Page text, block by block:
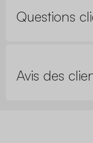
Questions
Avis des